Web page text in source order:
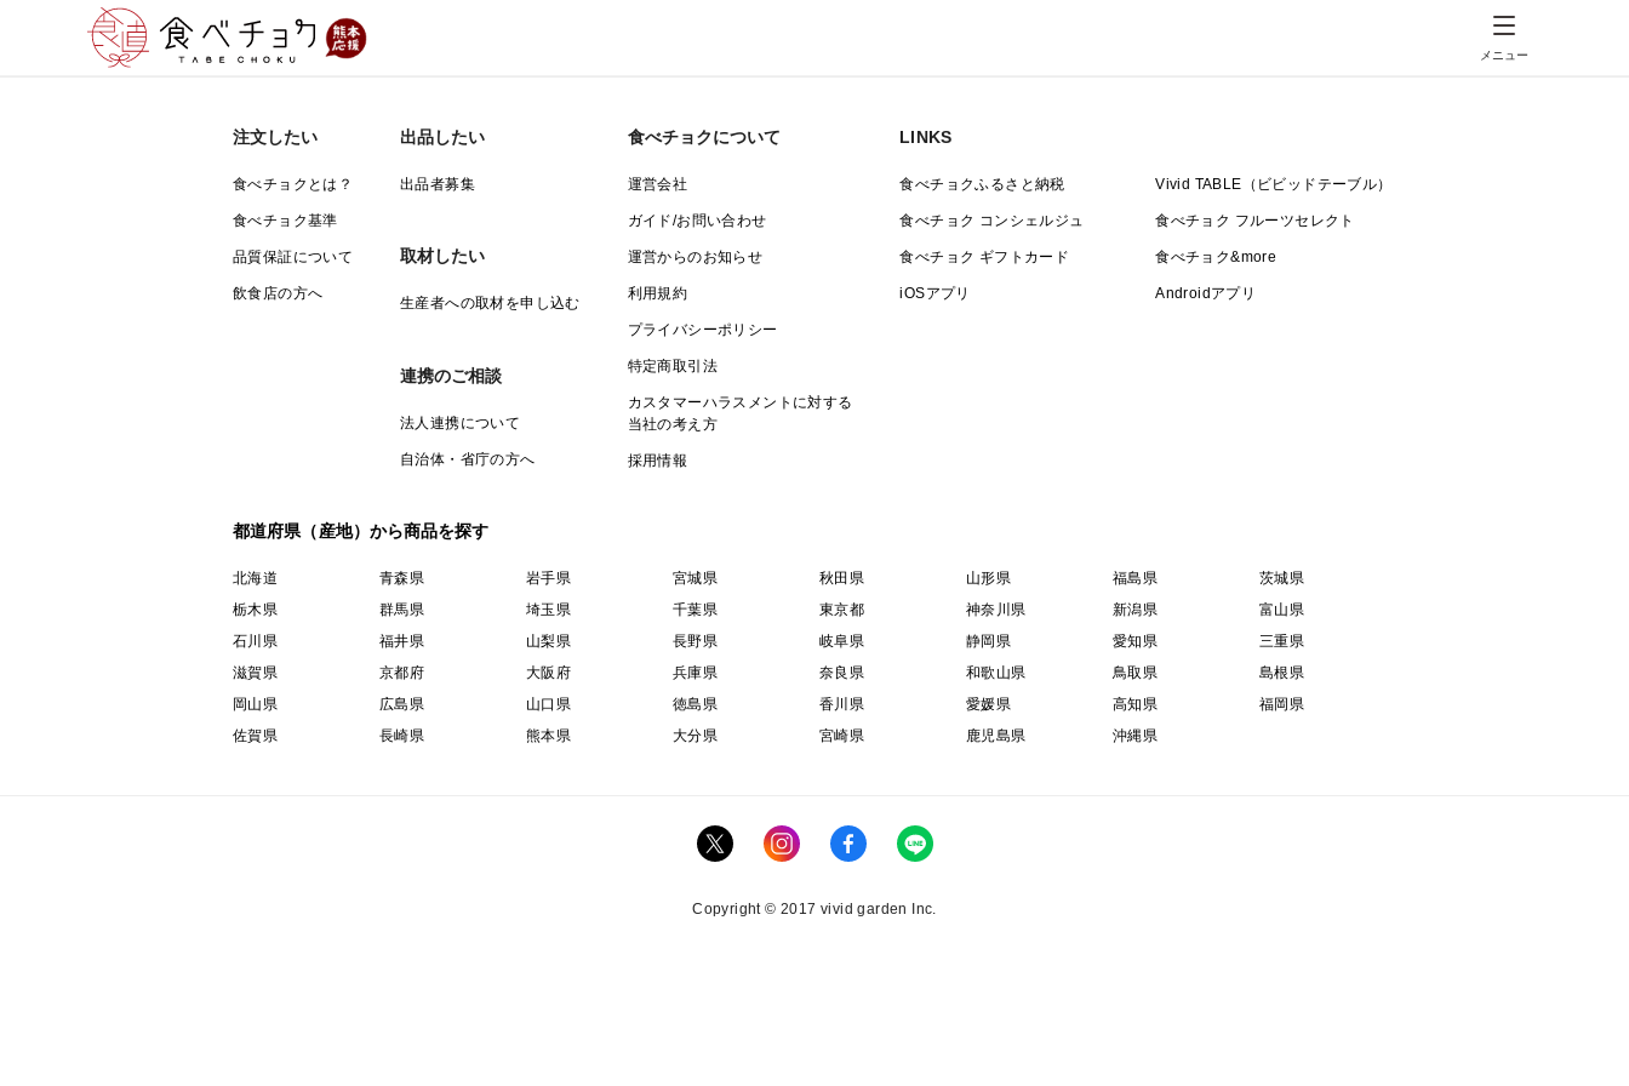
メニュー
注文したい
食べチョクとは？
食べチョク基準
品質保証について
飲食店の方へ
出品したい
出品者募集
取材したい
生産者への取材を申し込む
連携のご相談
法人連携について
自治体・省庁の方へ
食べチョクについて
運営会社
ガイド/お問い合わせ
運営からのお知らせ
利用規約
プライバシーポリシー
特定商取引法
カスタマーハラスメントに対する
当社の考え方
採用情報
LINKS
食べチョクふるさと納税 Vivid TABLE（ビビッドテーブル）
食べチョク コンシェルジュ 食べチョク フルーツセレクト
食べチョク ギフトカード 食べチョク&more
iOSアプリ Androidアプリ
都道府県（産地）から商品を探す
北海道 青森県 岩手県 宮城県 秋田県 山形県 福島県
茨城県
栃木県
群馬県 埼玉県 千葉県 東京都 神奈川県 新潟県
富山県
石川県
福井県 山梨県 長野県 岐阜県 静岡県 愛知県
三重県
滋賀県
京都府 大阪府 兵庫県 奈良県 和歌山県 鳥取県
島根県
岡山県
広島県 山口県 徳島県 香川県 愛媛県 高知県
福岡県
佐賀県
長崎県 熊本県 大分県 宮崎県 鹿児島県 沖縄県
Copyright © 2017 vivid garden Inc.